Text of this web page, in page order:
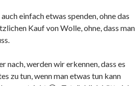
einfach etwas spenden, ohne das
Kauf von Wolle, ohne, dass man
nach, werden wir erkennen, dass es
zu tun, wenn man etwas tun kann